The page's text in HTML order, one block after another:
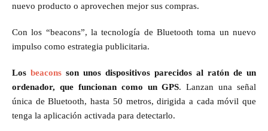
nuevo producto o aprovechen mejor sus compras.
Con los “beacons”, la tecnología de Bluetooth toma un nuevo
impulso como estrategia publicitaria.
Los beacons son unos dispositivos parecidos al ratón de un
ordenador, que funcionan como un GPS. Lanzan una señal
única de Bluetooth, hasta 50 metros, dirigida a cada móvil que
tenga la aplicación activada para detectarlo.